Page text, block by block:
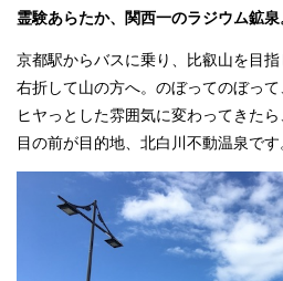
霊験あらたか、関西一のラジウム鉱泉
京都駅からバスに乗り、比叡山を目指
右折して山の方へ。のぼってのぼっ
ヒヤっとした雰囲気に変わってきたら
目の前が目的地、北白川不動温泉です